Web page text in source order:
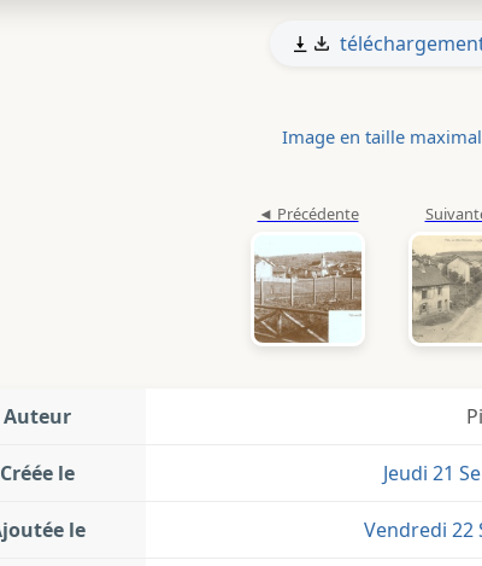
Image en taille
Auteur
Créée le Jeudi 21
le Vendredi 22